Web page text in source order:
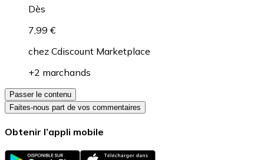
Dès
7,99 €
chez Cdiscount Marketplace
+2 marchands
Passer le contenu
Faites-nous part de vos commentaires
Obtenir l’appli mobile